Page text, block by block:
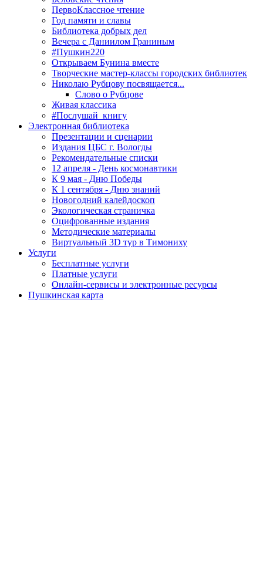
ПервоКлассное чтение
Год памяти и славы
Библиотека добрых дел
Вечера с Даниилом Граниным
#Пушкин220
Открываем Бунина вместе
Творческие мастер-классы городских библиотек
Николаю Рубцову посвящается...
Слово о Рубцове
Живая классика
#Послушай_книгу
Электронная библиотека
Презентации и сценарии
Издания ЦБС г. Вологды
Рекомендательные списки
12 апреля - День космонавтики
К 9 мая - Дню Победы
К 1 сентября - Дню знаний
Новогодний калейдоскоп
Экологическая страничка
Оцифрованные издания
Методические материалы
Виртуальный 3D тур в Тимониху
Услуги
Бесплатные услуги
Платные услуги
Онлайн-сервисы и электронные ресурсы
Пушкинская карта